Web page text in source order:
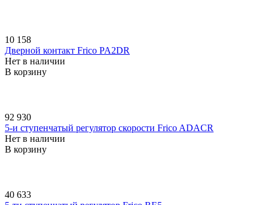
10 158
Дверной контакт Frico PA2DR
Нет в наличии
В корзину
92 930
5-и ступенчатый регулятор скорости Frico ADACR
Нет в наличии
В корзину
40 633